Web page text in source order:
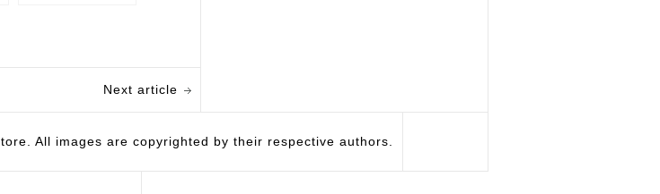
Next article
All images are copyrighted by their respective authors.